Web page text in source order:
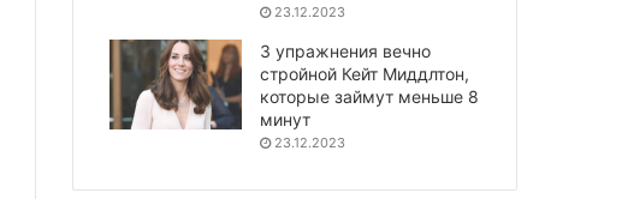
23.12.2023
3 упражнения вечно
стройной Кейт Миддлтон,
которые займут меньше 8
минут
23.12.2023